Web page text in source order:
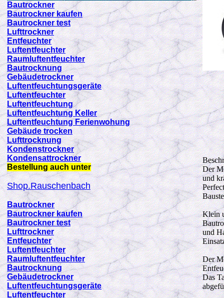
Bautrockner
Bautrockner kaufen
Bautrockner test
Lufttrockner
Entfeuchter
Luftentfeuchter
Raumluftentfeuchter
Bautrocknung
Gebäudetrockner
Luftentfeuchtungsgeräte
Luftentfeuchter
Luftentfeuchtung
Luftentfeuchtung Keller
Luftentfeuchtung Ferienwohung
Gebäude trocken
Lufttrocknung
Kondenstrockner
Kondensattrockner
Bestellung auch unter
Shop.Rauschenbach
Bautrockner
Bautrockner kaufen
Bautrockner test
Lufttrockner
Entfeuchter
Luftentfeuchter
Raumluftentfeuchter
Bautrocknung
Gebäudetrockner
Luftentfeuchtungsgeräte
Luftentfeuchter
Der
und
Klein
und
Der
Das